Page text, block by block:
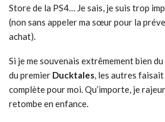
Store de la PS4… Je sais, je suis trop
(non sans appeler ma sœur pour la
achat).
Si je me souvenais extrêmement bien
du premier Ducktales, les autres
complète pour moi. Qu’importe, je
retombe en enfance.